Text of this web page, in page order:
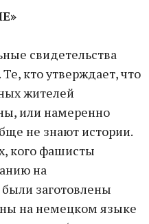
свидетельства
кто утверждает, что
жителей
или намеренно
не знают истории.
кого фашисты
на
заготовлены
на немецком языке